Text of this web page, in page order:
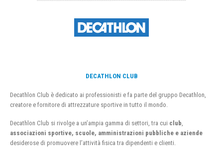
DECATHLON CLUB
Decathlon Club è dedicato ai professionisti e fa parte del gruppo Decathlon,
creatore e fornitore di attrezzature sportive in tutto il mondo.
Decathlon Club si rivolge a un’ampia gamma di settori, tra cui club
associazioni sportive, scuole, amministrazioni pubbliche e aziende
desiderose di promuovere l’attività fisica tra dipendenti e clienti.